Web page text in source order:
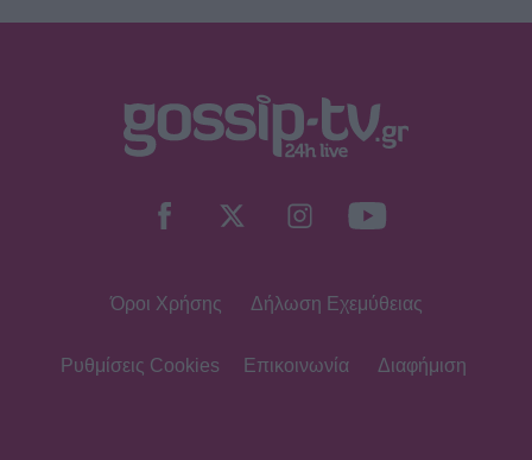
Όροι Χρήσης Δήλωση Εχεμύθειας
Ρυθμίσεις Cookies Επικοινωνία Διαφήμιση